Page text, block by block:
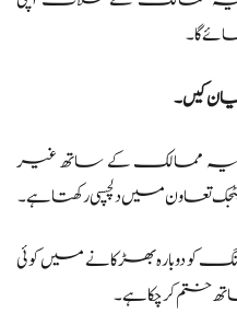
گا۔
کیں۔
ممالک کے ساتھ غیر
تعاون میں دلچسپی رکھتا ہے۔
کو دوبارہ بھڑکانے میں کوئی
ختم کر چکا ہے۔